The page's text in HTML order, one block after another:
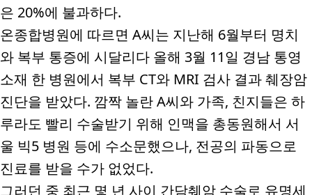
은 20%에 불과하다.
온종합병원에 따르면 A씨는 지난해 6월부터 명치
와 복부 통증에 시달리다 올해 3월 11일 경남 통영
소재 한 병원에서 복부 CT와 MRI 검사 결과 췌장암
진단을 받았다. 깜짝 놀란A씨와 가족, 친지들은 하
루라도 빨리 수술받기 위해 인맥을 총동원해서 서
울 빅5 병원 등에 수소문했으나, 전공의 파동으로
진료를 받을 수가 없었다.
그러던 중 최근 몇 년 사이 간담췌암 수술로 유명세